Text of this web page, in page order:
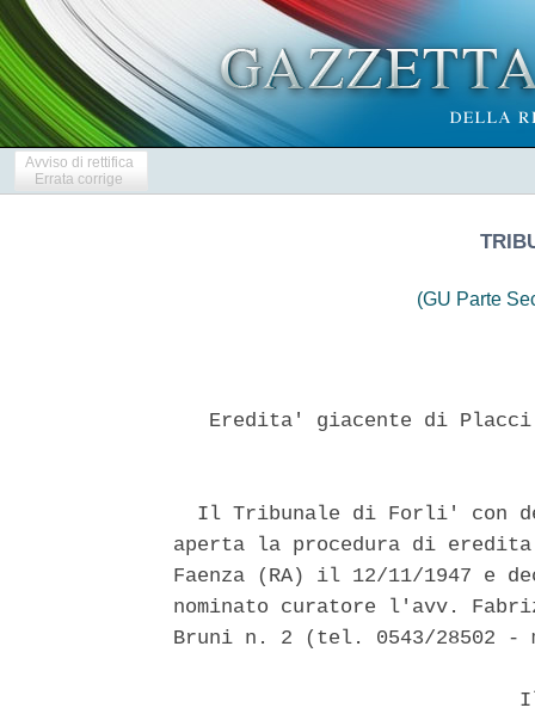
Avviso di rettifica
Errata corrige
(GU Parte
Eredita' giacente di
Il Tribunale di Forli' con
aperta la procedura di
Faenza (RA) il 12/11/1947 e
nominato curatore l'avv.
Bruni n. 2 (tel. 0543/28502 -